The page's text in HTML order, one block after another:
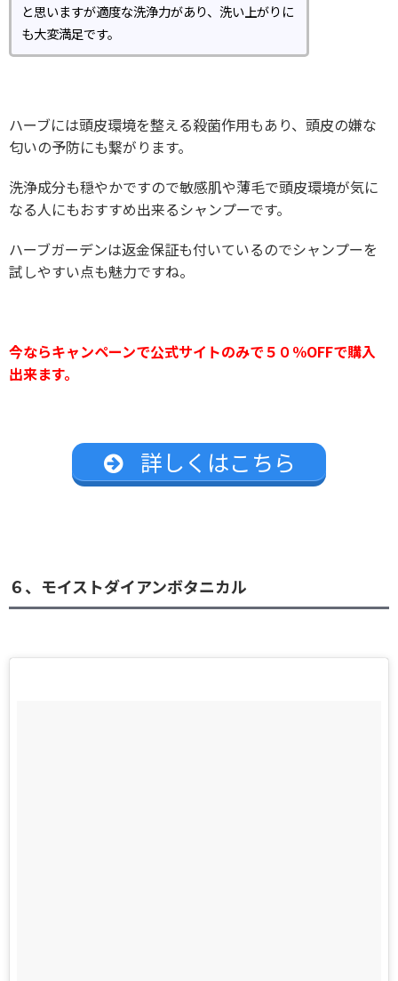
と思いますが適度な洗浄力があり、洗い上がりに
も大変満足です。
ハーブには頭皮環境を整える殺菌作用もあり、頭皮の嫌な
匂いの予防にも繋がります。
洗浄成分も穏やかですので敏感肌や薄毛で頭皮環境が気に
なる人にもおすすめ出来るシャンプーです。
ハーブガーデンは返金保証も付いているのでシャンプーを
試しやすい点も魅力ですね。
今ならキャンペーンで公式サイトのみで５０％OFFで購入
出来ます。
詳しくはこちら
６、モイストダイアンボタニカル